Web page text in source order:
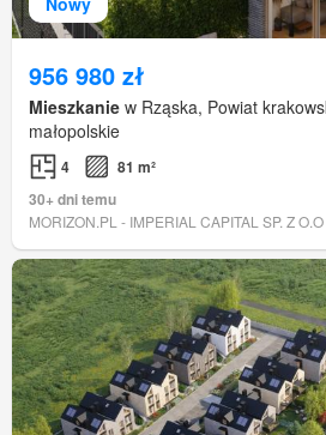
956 980 zł
Mieszkanie w Rząska, Powiat
małopolskie
4
81 m²
30+ dni temu
MORIZON.PL - IMPERIAL CAPITAL SP. Z O.O